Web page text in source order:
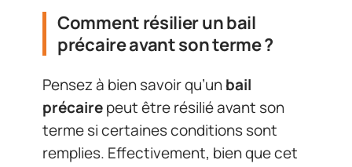
Comment résilier un bail
précaire avant son terme ?
Pensez à bien savoir qu’unbail
précairepeut être résilié avant son
terme si certaines conditions sont
remplies. Effectivement, bien que cet